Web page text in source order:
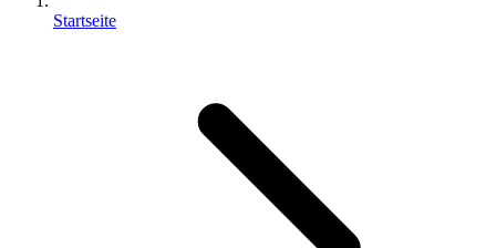
Startseite